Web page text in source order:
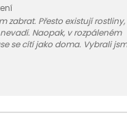
zabrat. Přesto existují rostliny,
Naopak, v rozpáleném
se cítí jako doma. Vybrali
které zvládnou horké a
Pojďme se podívat, které to